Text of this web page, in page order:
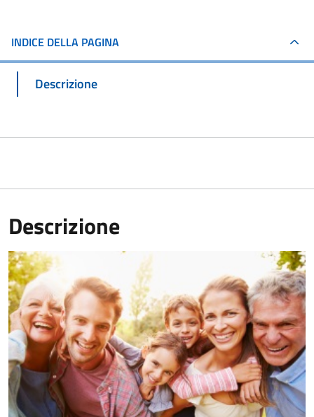
INDICE DELLA PAGINA
Descrizione
Descrizione